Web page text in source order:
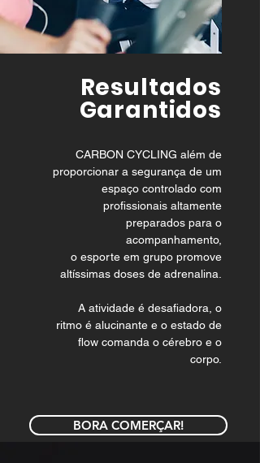
Resultados
Garantidos
CARBON CYCLING além de
proporcionar a segurança de um
espaço controlado com
profissionais altamente
preparados para o
acompanhamento,
o esporte em grupo promove
altíssimas doses de adrenalina.
A atividade é desafiadora, o
ritmo é alucinante e o estado de
flow comanda o cérebro e o
corpo.
BORA COMERÇAR!